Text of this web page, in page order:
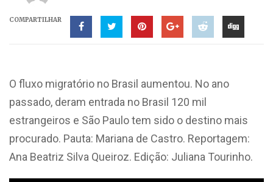
COMPARTILHAR
O fluxo migratório no Brasil aumentou. No ano
passado, deram entrada no Brasil 120 mil
estrangeiros e São Paulo tem sido o destino mais
procurado. Pauta: Mariana de Castro. Reportagem:
Ana Beatriz Silva Queiroz. Edição: Juliana Tourinho.